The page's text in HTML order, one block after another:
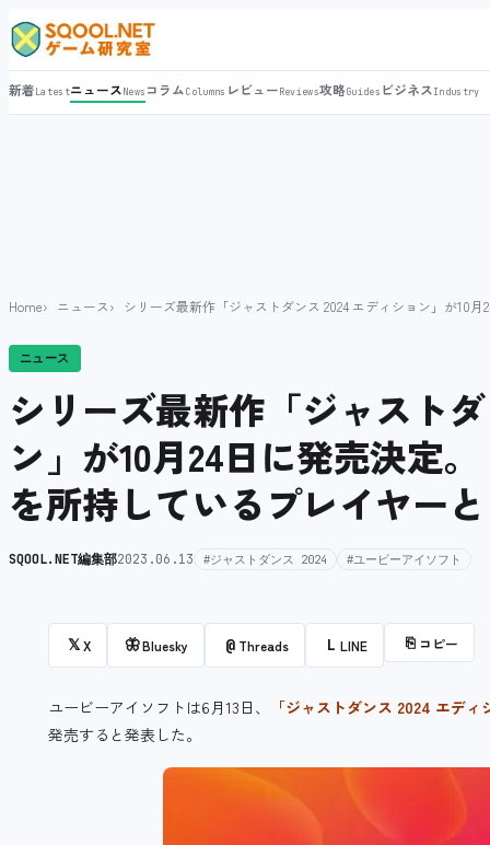
新着LatestニュースNews コラムColumns レビューReviews攻略Guides ビジネスIndustry
Home ニュース シリーズ最新作「ジャストダンス 2024 エディション」が10
ニュース
シリーズ最新作「ジャスト
ン」が10月24日に発売決定。
を所持しているプレイヤー
SQOOL.NET編集部2023.06.13 #ジャストダンス 2024 #ユービーアイソフト
𝕏X 🦋Bluesky @ Threads L LINE ⎘ コピー
ユービーアイソフトは6月13日、 「ジャストダンス 2024 エディ
発売すると発表した。